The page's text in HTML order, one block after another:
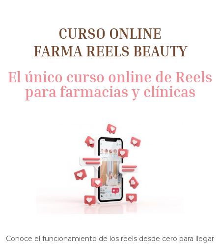
CURSO ONLINE
FARMA REELS BEAUTY
El único curso online de Reels
para farmacias y clínicas
Conoce el funcionamiento de los reels desde cero para llegar